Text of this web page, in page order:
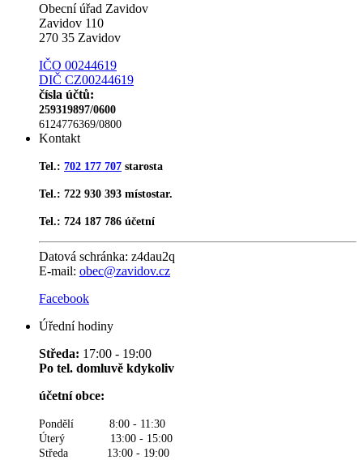
Obecní úřad Zavidov
Zavidov 110
270 35 Zavidov
IČO 00244619
DIČ CZ00244619
čísla účtů:
259319897/0600
6124776369/0800
Kontakt
Tel.: 702 177 707 starosta
Tel.: 722 930 393 místostar.
Tel.: 724 187 786 účetní
Datová schránka: z4dau2q
E-mail: obec@zavidov.cz
Facebook
Úřední hodiny
Středa: 17:00 - 19:00
Po tel. domluvě kdykoliv
účetní obce:
Pondělí 8:00 - 11:30
Úterý 13:00 - 15:00
Středa 13:00 - 19:00